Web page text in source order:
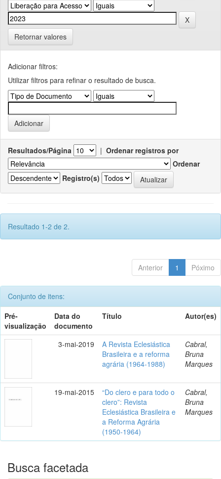
Retornar valores
Adicionar filtros:
Utilizar filtros para refinar o resultado de busca.
Resultados/Página | Ordenar registros por
Ordenar
Registro(s)
Resultado 1-2 de 2.
Anterior 1 Póximo
Conjunto de itens:
Pré-
visualização
Data do
documento
Título Autor(es)
3-mai-2019
A Revista Eclesiástica
Brasileira e a reforma
agrária (1964-1988)
Cabral,
Bruna
Marques
19-mai-2015
“Do clero e para todo o
clero”: Revista
Eclesiástica Brasileira e
a Reforma Agrária
(1950-1964)
Cabral,
Bruna
Marques
Busca facetada